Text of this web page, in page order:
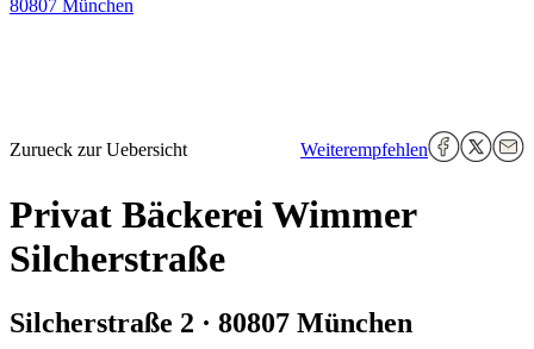
80807 München
Zurueck zur Uebersicht Weiterempfehlen
Privat Bäckerei Wimmer
Silcherstraße
Silcherstraße 2 · 80807 München